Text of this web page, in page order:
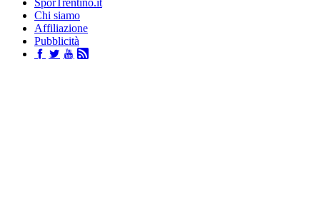
SporTrentino.it
Chi siamo
Affiliazione
Pubblicità